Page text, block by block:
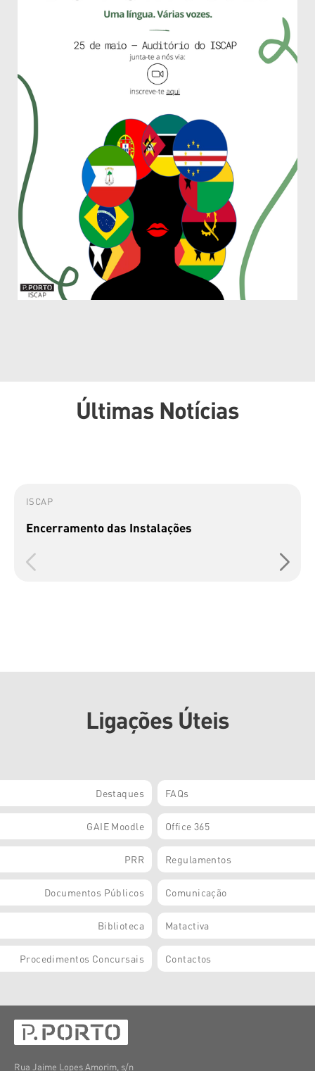
Últimas Notícias
ISCAP
Encerramento das Instalações
Ligações Úteis
Destaques FAQs
GAIE Moodle Office 365
PRR Regulamentos
Documentos Públicos Comunicação
Biblioteca Matactiva
Procedimentos Concursais Contactos
Rua Jaime Lopes Amorim, s/n